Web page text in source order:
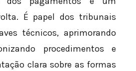
É papel dos tribunais
técnicos, aprimorando
procedimentos e
clara sobre as formas